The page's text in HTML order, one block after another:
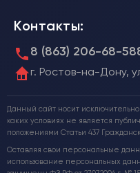
Контакты:
8 (863) 206-68-58
г. Ростов-на-Дону,
Данный сайт носит
каких условиях не является
положениями Статьи 437
Оставляя свои персональные
использование персональных